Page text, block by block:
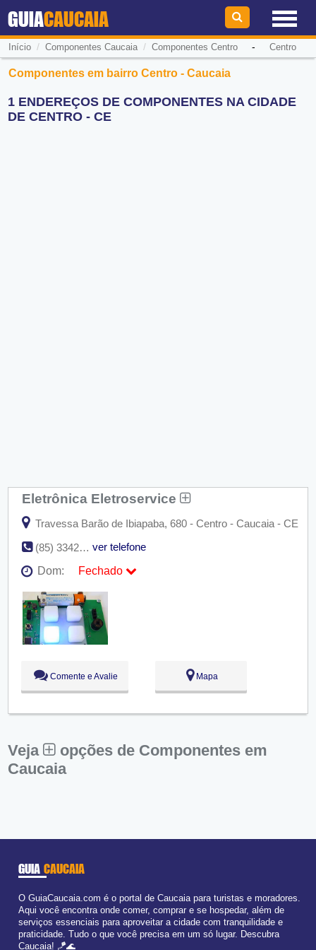
GUIACAUCAIA
Início / Componentes Caucaia/ Componentes Centro- Centro
Componentes em bairro Centro - Caucaia
1 ENDEREÇOS DE COMPONENTES NA CIDADE
DE CENTRO - CE
Eletrônica Eletroservice
Travessa Barão de Ibiapaba, 680 - Centro - Caucaia - CE
(85) 3342-3363
ver telefone
Dom:
Fechado
Seg:
09:00 - 18:00
Ter:
09:00 - 18:00
Qua:
09:00 - 18:00
Qui:
09:00 - 18:00
Sex:
09:00 - 18:00
Comente e Avalie Mapa
Veja
opções de Componentes em
Caucaia
GUIA CAUCAIA
O GuiaCaucaia.com é o portal de Caucaia para turistas e moradores.
Aqui você encontra onde comer, comprar e se hospedar, além de
serviços essenciais para aproveitar a cidade com tranquilidade e
praticidade. Tudo o que você precisa em um só lugar. Descubra
Caucaia! 🪁🌊